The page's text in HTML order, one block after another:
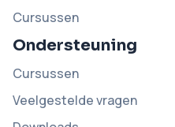
Cursussen
Ondersteuning
Cursussen
Veelgestelde vragen